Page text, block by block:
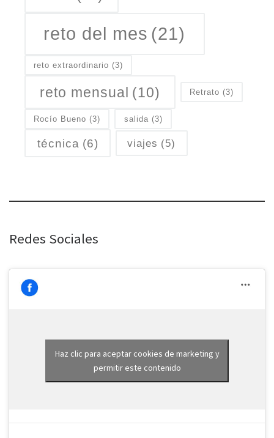
reto del mes (21)
reto extraordinario (3)
reto mensual (10) Retrato (3)
Rocío Bueno (3) salida (3)
técnica (6) viajes (5)
Redes Sociales
Haz clic para aceptar cookies de marketing y
permitir este contenido